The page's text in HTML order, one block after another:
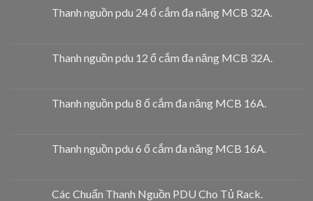
Thanh nguồn pdu 24 ổ cắm đa năng MCB 32A.
Thanh nguồn pdu 12 ổ cắm đa năng MCB 32A.
Thanh nguồn pdu 8 ổ cắm đa năng MCB 16A.
Thanh nguồn pdu 6 ổ cắm đa năng MCB 16A.
Các Chuẩn Thanh Nguồn PDU Cho Tủ Rack.